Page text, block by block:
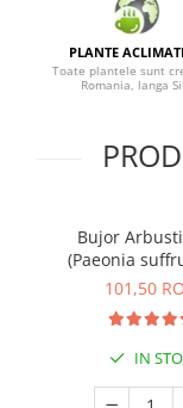
PLANTE
Toate plantele sunt
Romania, langa
Bujor
(Paeonia
Beautiful Pink)
101,50
IN